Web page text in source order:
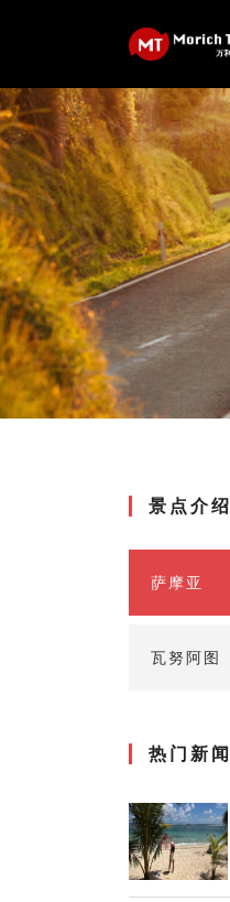
景点介绍
萨摩亚
瓦努阿图
热门新闻